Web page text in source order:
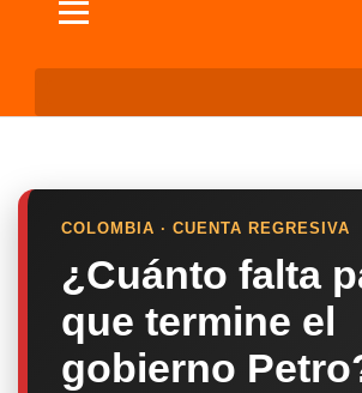
COLOMBIA · CUENTA REGRESIVA
¿Cuánto falta
que termine el
gobierno